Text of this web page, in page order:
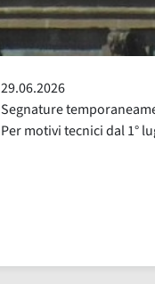
25.06.2026
Segnature con
alcune segnature